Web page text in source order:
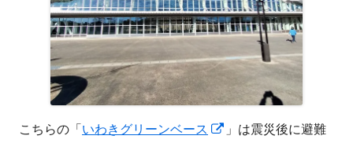
こちらの「いわきグリーンベース
新」は震災後に避難